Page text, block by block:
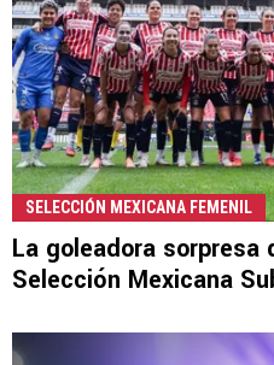
SELECCIÓN MEXICANA FEMENIL
La goleadora sorpresa
Selección Mexicana